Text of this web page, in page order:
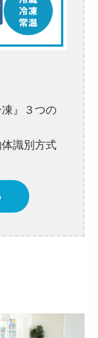
』３つの
識別方式